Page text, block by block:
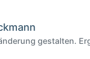
gestalten.